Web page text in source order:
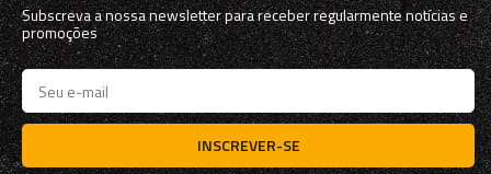
Subscreva a nossa newsletter para receber regularmente notícias e
promoções
INSCREVER-SE